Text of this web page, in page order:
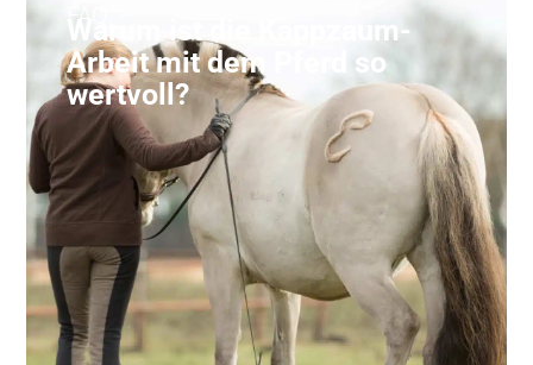
FAQ
Warum ist die Kappzaum-
Arbeit mit dem Pferd so
wertvoll?